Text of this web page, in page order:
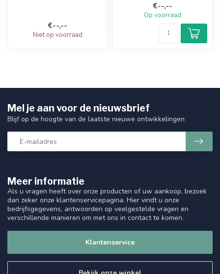
€--,--
Niet op voorraad
trekontl...
€--,--
Op voorraad
Meer informatie
Als u vragen heeft over onze producten of uw aankoop, bezoek
dan zeker onze klantenservicepagina. Hier vindt u onze
bedrijfsgegevens, antwoorden op veelgestelde vragen en
verschillende manieren om met ons in contact te komen.
Klantenservice
Mel je aan voor de nieuwsbrief
Blijf op de hoogte van de laatste nieuwe ontwikkelingen